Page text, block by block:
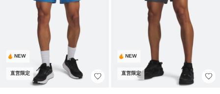
NEW
直営限定
NEW
直営限定